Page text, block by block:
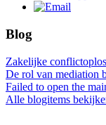
Blog
Zakelijke
De rol van mediation
Failed to open the
Alle blogitems